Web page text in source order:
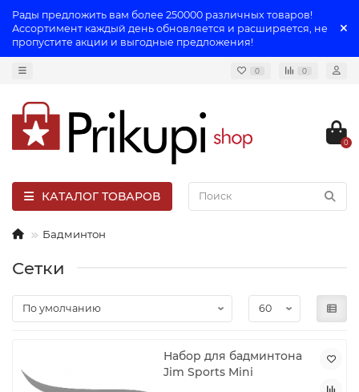
Рады предложить вам более 250000 различных товаров!
Ассортимент каждый день обновляется и расширяется, не
пропустите акции и выгодные предложения!
0 0
0
КАТАЛОГ ТОВАРОВ
Бадминтон
Сетки
Набор для бадминтона
Jim Sports Mini